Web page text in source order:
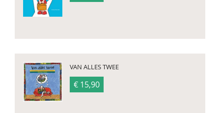
VAN ALLES TWEE
€ 15,90